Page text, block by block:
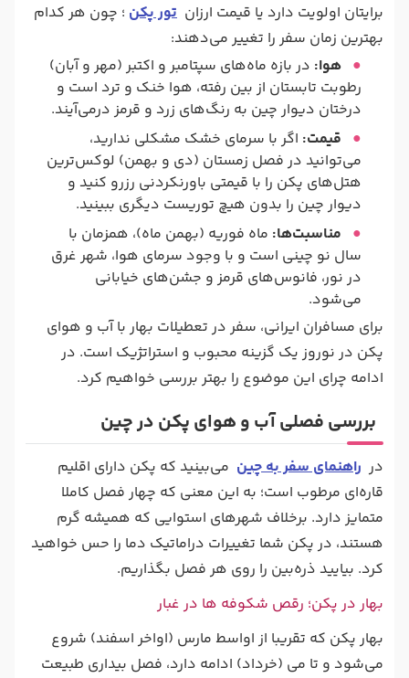
برایتان اولویت دارد یا قیمت ارزان تور پکن ؛ چون هر کدام
بهترین زمان سفر را تغییر می‌دهند:
هوا: در بازه ماه‌های سپتامبر و اکتبر (مهر و آبان)
رطوبت تابستان از بین رفته، هوا خنک و ترد است و
درختان دیوار چین به رنگ‌های زرد و قرمز درمی‌آیند.
قیمت: اگر با سرمای خشک مشکلی ندارید،
می‌توانید در فصل زمستان (دی و بهمن) لوکس‌ترین
هتل‌های پکن را با قیمتی باورنکردنی رزرو کنید و
دیوار چین را بدون هیچ توریست دیگری ببینید.
مناسبت‌ها: ماه فوریه (بهمن ماه)، همزمان با
سال نو چینی است و با وجود سرمای هوا، شهر غرق
در نور، فانوس‌های قرمز و جشن‌های خیابانی
می‌شود.
برای مسافران ایرانی، سفر در تعطیلات بهار با آب و هوای
پکن در نوروز یک گزینه محبوب و استراتژیک است. در
ادامه چرای این موضوع را بهتر بررسی خواهیم کرد.
بررسی فصلی آب و هوای پکن در چین
در راهنمای سفر به چین می‌بینید که پکن دارای اقلیم
قاره‌ای مرطوب است؛ به این معنی که چهار فصل کاملا
متمایز دارد. برخلاف شهرهای استوایی که همیشه گرم
هستند، در پکن شما تغییرات دراماتیک دما را حس خواهید
کرد. بیایید ذره‌بین را روی هر فصل بگذاریم.
بهار در پکن؛ رقص شکوفه‌ ها در غبار
بهار پکن که تقریبا از اواسط مارس (اواخر اسفند) شروع
می‌شود و تا می (خرداد) ادامه دارد، فصل بیداری طبیعت